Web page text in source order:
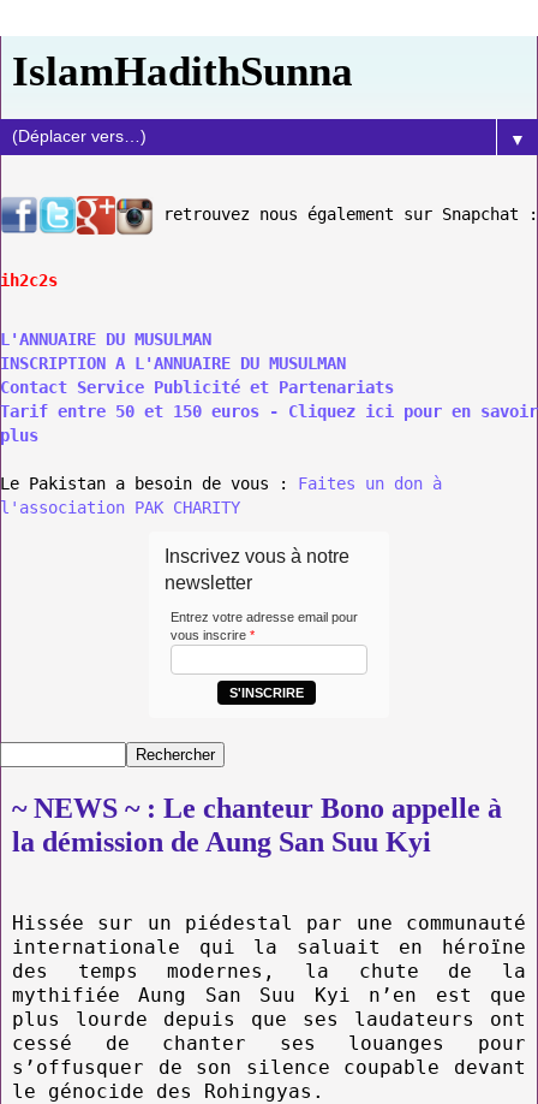
IslamHadithSunna
▼
retrouvez nous également sur Snapchat :
ih2c2s
L'ANNUAIRE DU MUSULMAN
INSCRIPTION A L'ANNUAIRE DU MUSULMAN
Contact Service Publicité et Partenariats
Tarif entre 50 et 150 euros - Cliquez ici pour en savoir
plus
Le Pakistan a besoin de vous : Faites un don à
l'association PAK CHARITY
Inscrivez vous à notre
newsletter
Entrez votre adresse email pour
vous inscrire *
S'INSCRIRE
~ NEWS ~ : Le chanteur Bono appelle à
la démission de Aung San Suu Kyi
Hissée sur un piédestal par une communauté
internationale qui la saluait en héroïne
des temps modernes, la chute de la
mythifiée Aung San Suu Kyi n’en est que
plus lourde depuis que ses laudateurs ont
cessé de chanter ses louanges pour
s’offusquer de son silence coupable devant
le génocide des Rohingyas.